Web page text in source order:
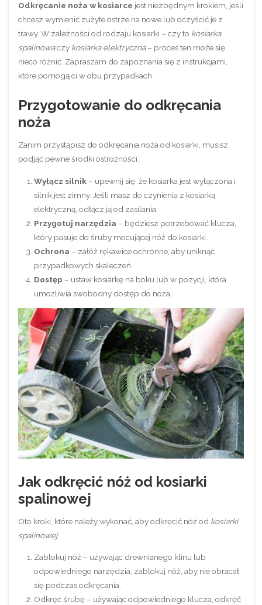
Odkręcanie noża w kosiarce jest niezbędnym krokiem, jeśli
chcesz wymienić zużyte ostrze na nowe lub oczyścić je z
trawy. W zależności od rodzaju kosiarki – czy to kosiarka
spalinowaczy kosiarka elektryczna– proces ten może się
nieco różnić. Zapraszam do zapoznania się z instrukcjami,
które pomogą ci w obu przypadkach.
Przygotowanie do odkręcania
noża
Zanim przystąpisz do odkręcania noża od kosiarki, musisz
podjąć pewne środki ostrożności:
Wyłącz silnik – upewnij się, że kosiarka jest wyłączona i
silnik jest zimny. Jeśli masz do czynienia z kosiarką
elektryczną, odłącz ją od zasilania.
Przygotuj narzędzia – będziesz potrzebować klucza,
który pasuje do śruby mocującej nóż do kosiarki.
Ochrona – załóż rękawice ochronne, aby uniknąć
przypadkowych skaleczeń.
Dostęp – ustaw kosiarkę na boku lub w pozycji, która
umożliwia swobodny dostęp do noża.
Jak odkręcić nóż od kosiarki
spalinowej
Oto kroki, które należy wykonać, aby odkręcić nóż od kosiarki
spalinowej:
Zablokuj nóż – używając drewnianego klinu lub
odpowiedniego narzędzia, zablokuj nóż, aby nie obracał
się podczas odkręcania.
Odkręć śrubę – używając odpowiedniego klucza, odkręć